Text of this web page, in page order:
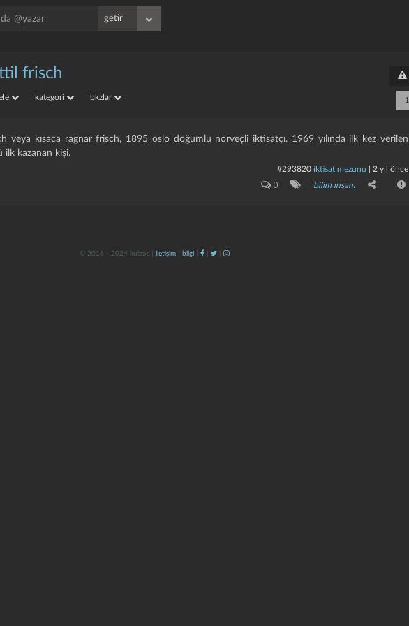
frisch
kategori bkzlar 1
veya kısaca ragnar frisch, 1895 oslo doğumlu norveçli iktisatçı. 1969 yılında ilk kez verilen
ilk kazanan kişi.
#293820 iktisat mezunu 2 yıl önce
0 bilim insanı
© 2016 - 2024 kulzos | iletişim bilgi